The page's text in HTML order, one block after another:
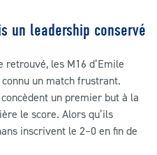
un leadership conservé
retrouvé, les M16 d’Emile
un match frustrant.
un premier but à la
le score. Alors qu’ils
inscrivent le 2–0 en fin de